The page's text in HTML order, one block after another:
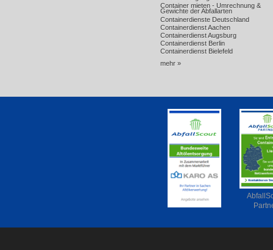
Container mieten - Umrechnung &
Gewichte der Abfallarten
Containerdienste Deutschland
Containerdienst Aachen
Containerdienst Augsburg
Containerdienst Berlin
Containerdienst Bielefeld
mehr »